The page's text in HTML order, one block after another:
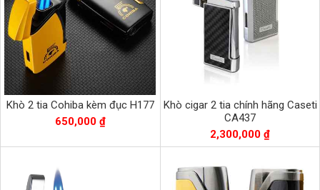
Khò 2 tia Cohiba kèm đục H177
650,000 ₫
Khò cigar 2 tia chính hãng Caseti
CA437
2,300,000 ₫